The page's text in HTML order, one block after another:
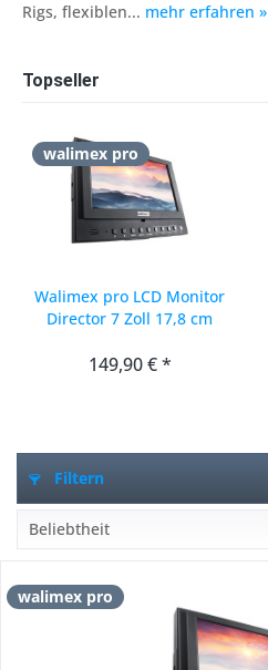
Rigs, flexiblen... mehr erfahren »
Topseller
walimex pro
Walimex pro LCD Monitor
Director 7 Zoll 17,8 cm
149,90 € *
Filtern
walimex pro